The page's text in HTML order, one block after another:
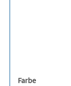
Farbeauswählen